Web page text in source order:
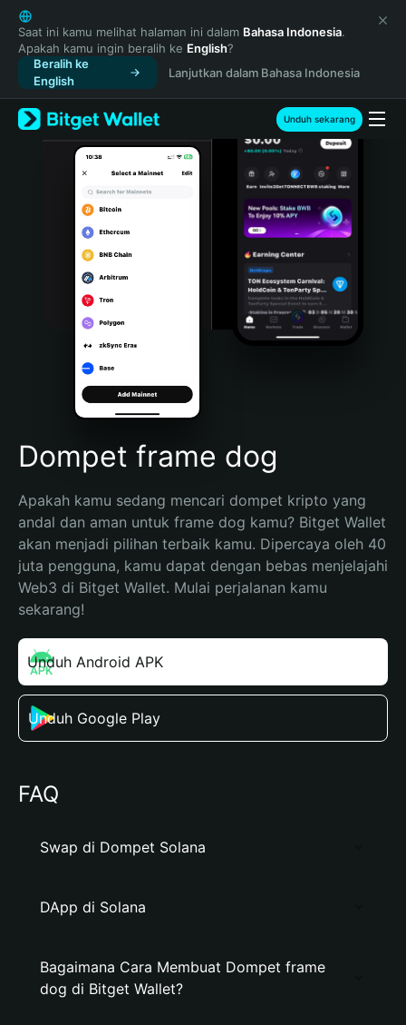
English
日本語
Tiếng Việt
Русский
Español (Latinoamérica)
Türkçe
Italiano
Português (Portugal)
Bahasa Indonesia
Português (Brasil)
Español (Argentina)
Saat ini kamu melihat halaman ini dalam Bahasa Indonesia.
Apakah kamu ingin beralih ke English?
Beralih ke
English
Lanjutkan dalam Bahasa Indonesia
Unduh sekarang
Dompet frame dog
Apakah kamu sedang mencari dompet kripto yang
andal dan aman untuk frame dog kamu? Bitget Wallet
akan menjadi pilihan terbaik kamu. Dipercaya oleh 40
juta pengguna, kamu dapat dengan bebas menjelajahi
Web3 di Bitget Wallet. Mulai perjalanan kamu
sekarang!
Unduh Android APK
Unduh Google Play
FAQ
Swap di Dompet Solana
DApp di Solana
Bagaimana Cara Membuat Dompet frame
dog di Bitget Wallet?